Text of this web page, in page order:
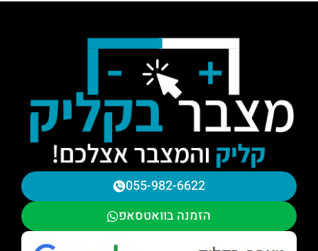
055-982-6622
הזמנה בוואטסאפ